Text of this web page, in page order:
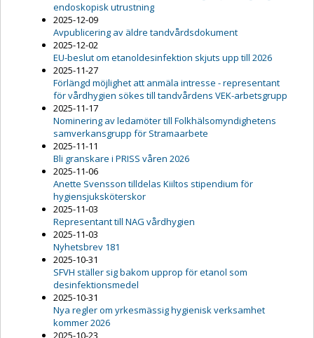
endoskopisk utrustning
2025-12-09
Avpublicering av äldre tandvårdsdokument
2025-12-02
EU-beslut om etanoldesinfektion skjuts upp till 2026
2025-11-27
Förlängd möjlighet att anmäla intresse - representant
för vårdhygien sökes till tandvårdens VEK-arbetsgrupp
2025-11-17
Nominering av ledamöter till Folkhälsomyndighetens
samverkansgrupp för Stramaarbete
2025-11-11
Bli granskare i PRISS våren 2026
2025-11-06
Anette Svensson tilldelas Kiiltos stipendium för
hygiensjuksköterskor
2025-11-03
Representant till NAG vårdhygien
2025-11-03
Nyhetsbrev 181
2025-10-31
SFVH ställer sig bakom upprop för etanol som
desinfektionsmedel
2025-10-31
Nya regler om yrkesmässig hygienisk verksamhet
kommer 2026
2025-10-23